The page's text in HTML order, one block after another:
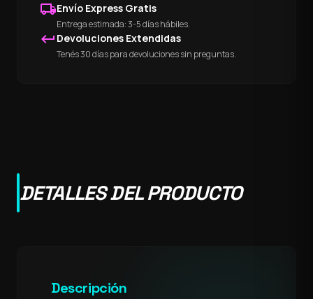
local_shippingEnvío Express Gratis
Entrega estimada: 3-5 días hábiles.
keyboard_return Devoluciones Extendidas
Tenés 30 días para devoluciones sin preguntas.
DETALLES DEL PRODUCTO
Descripción